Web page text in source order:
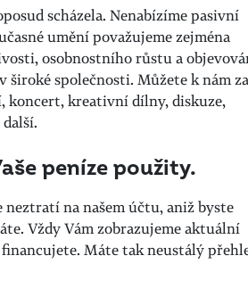
scházela. Nenabízíme pasivní
umění považujeme zejména
osobnostního růstu a
široké společnosti. Můžete k nám
koncert, kreativní dílny, diskuze,
peníze použity.
neztratí na našem účtu, aniž byste
Vždy Vám zobrazujeme aktuální
Máte tak neustálý